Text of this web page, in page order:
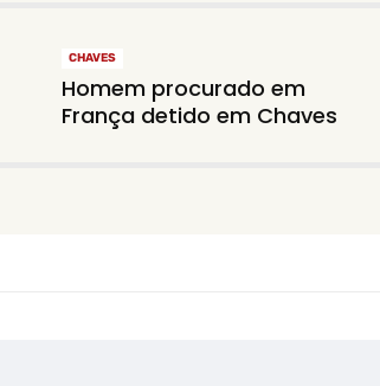
CHAVES
Homem procurado em
França detido em Chaves